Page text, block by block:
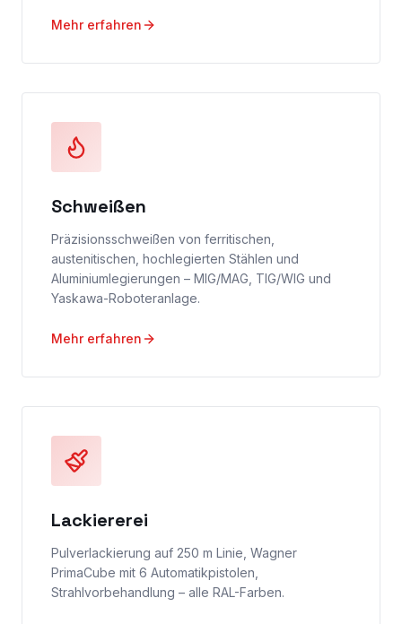
Mehr erfahren
Schweißen
Präzisionsschweißen von ferritischen,
austenitischen, hochlegierten Stählen und
Aluminiumlegierungen – MIG/MAG, TIG/WIG und
Yaskawa-Roboteranlage.
Mehr erfahren
Lackiererei
Pulverlackierung auf 250 m Linie, Wagner
PrimaCube mit 6 Automatikpistolen,
Strahlvorbehandlung – alle RAL-Farben.